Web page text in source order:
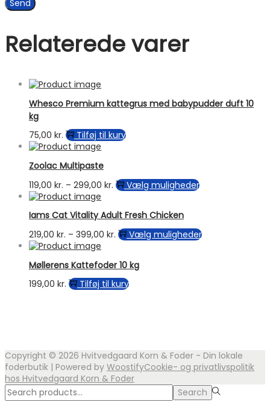
Relaterede varer
Whesco Premium kattegrus med babypudder duft 10
kg
75,00 kr. Tilføj til kurv
Zoolac Multipaste
119,00 kr. – 299,00 kr. Prisinterval:
299,00 kr.
Vælg mulighederDette
varianter.
Mulighederne
Iams Cat Vitality Adult Fresh Chicken
219,00 kr. – 399,00 kr. Prisinterval:
399,00 kr.
Vælg mulighederDette
Møllerens Kattefoder 10 kg
199,00 kr. Tilføj til kurv
Copyright © 2026 Hvitvedgaard Korn & Foder - Din lokale
foderbutik | Powered by WoostifyCookie- og privatlivspolitik
hos Hvitvedgaard Korn & Foder
Search
for:>
Search